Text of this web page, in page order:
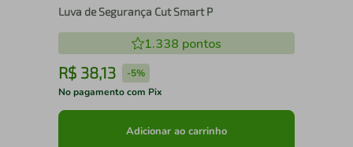
Luva de Segurança Cut Smart P
1.338 pontos
R$ 38,13 -5%
No pagamento com Pix
Adicionar ao carrinho